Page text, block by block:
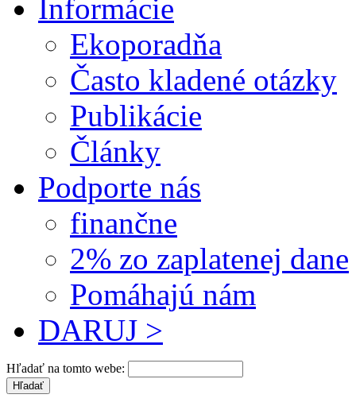
Informácie
Ekoporadňa
Často kladené otázky
Publikácie
Články
Podporte nás
finančne
2% zo zaplatenej dane
Pomáhajú nám
DARUJ >
Hľadať na tomto webe: